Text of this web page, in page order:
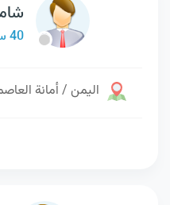
40 سنة من اليمن
اليمن / أمانة